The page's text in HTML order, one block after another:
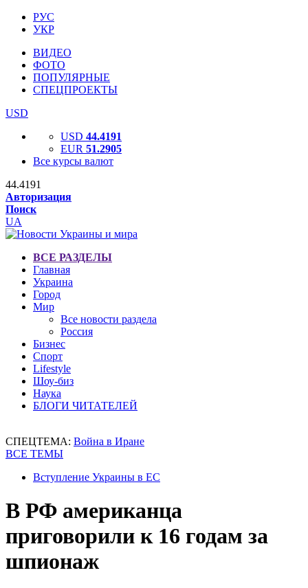
РУС
УКР
ВИДЕО
ФОТО
ПОПУЛЯРНЫЕ
СПЕЦПРОЕКТЫ
USD
USD 44.4191
EUR 51.2905
Все курсы валют
44.4191
Авторизация
Поиск
UA
ВСЕ РАЗДЕЛЫ
Главная
Украина
Город
Мир
Все новости раздела
Россия
Бизнес
Спорт
Lifestyle
Шоу-биз
Наука
БЛОГИ ЧИТАТЕЛЕЙ
СПЕЦТЕМА: Война в Иране
ВСЕ ТЕМЫ
Вступление Украины в ЕС
В РФ американца
приговорили к 16 годам за
шпионаж